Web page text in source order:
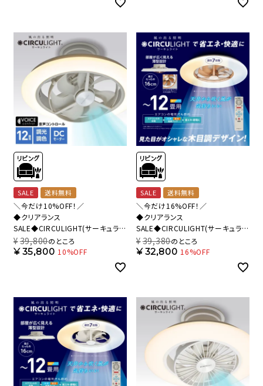
SALE 送料無料
＼今だけ10%OFF！／
◆クリアランス
SALE◆CIRCULIGHT(サーキュライ
ト) EZシリーズ 音声コントロール
スイングモデル 12畳タイプ DCC-
¥39,800のところ
¥35,800 10%OFF
SALE 送料無料
＼今だけ16%OFF！／
◆クリアランス
SALE◆CIRCULIGHT(サーキュライ
ト) シーリングシリーズ 12畳タイプ
ライトウッド DCC-A12CML 【SH】
¥39,380のところ
¥32,800 16%OFF